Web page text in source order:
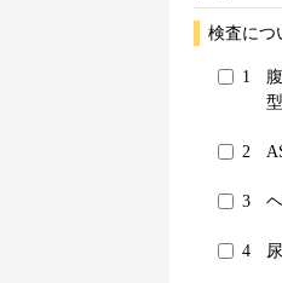
検査につ
1
2
3
4